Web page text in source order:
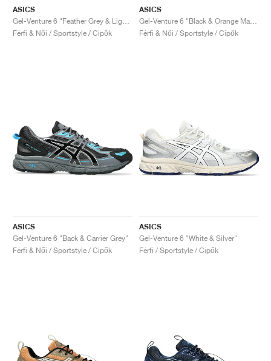
ASICS
Férfi & Női / Sportstyle / Cipők
ASICS
Férfi & Női / Sportstyle / Cipők
ASICS
Gel-Venture 6 "Back & Carrier Grey"
Férfi & Női / Sportstyle / Cipők
ASICS
Gel-Venture 6 "White & Silver"
Férfi / Sportstyle / Cipők